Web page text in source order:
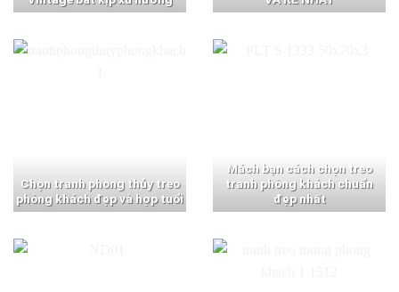
Chọn tranh phong thủy treo
phòng khách đẹp và hợp tuổi
Mách bạn cách chọn treo
tranh phòng khách chuẩn
đẹp nhất